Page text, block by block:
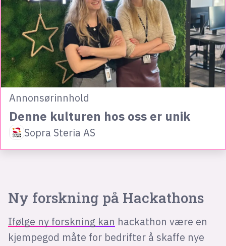
Annonsørinnhold
Denne kulturen hos oss er unik
Sopra Steria AS
Ny forskning på Hackathons
Ifølge ny forskning kan hackathon være en
kjempegod måte for bedrifter å skaffe nye